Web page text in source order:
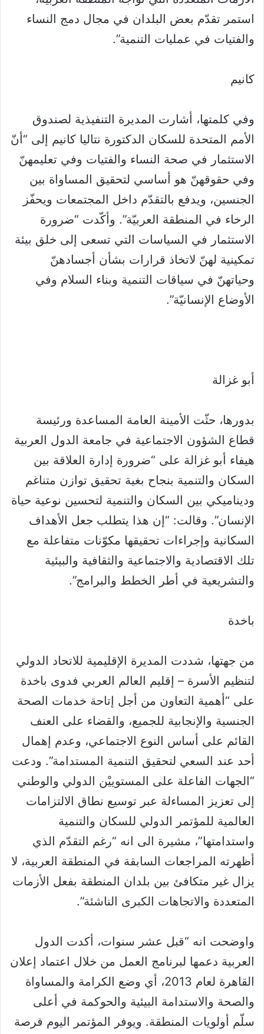
استمر تقدّم بعض البلدان في مجال دمج النساء
والفتيات في عمليات التنمية”.
كانيم
وفي كلمتها، أشارت المديرة التنفيذية لصندوق
الأمم المتحدة للسكان الدكتورة نتاليا كانيم إلى “أنّ
الاستثمار في صحة النساء والفتيات وفي تعليمهنّ
وفي حقوقهنّ هو أساسي لتحقيق المساواة بين
الجنسين، ويدفع بالتقدّم داخل المجتمعات ويحفّز
الرخاء في المنطقة العربيّة”. وأكّدت “ضرورة
الاستثمار في السياسات التي تسعى إلى خلق بيئة
تمكينية لهنّ لاتخاذ قرارات بشأن أجسادهنّ
وحياتهنّ في سياقات التنمية وبناء السلام وفي
الأوضاع الإنسانيّة”.
أبو غزالة
بدورها، حثّت الأمينة العامة المساعدة ورئيسة
قطاع الشؤون الاجتماعية في جامعة الدول العربية
هيفاء أبو غزالة على “ضرورة إدارة العلاقة بين
السكان والتنمية بنجاح بغية تحقيق توازن متناغم
وديناميكي بين السكان والتنمية لتحسين نوعية حياة
الإنسان”. وقالت: “إن هذا يتطلب جعل الأهداف
السكانية وإجراءات تحقيقها مكوّنات متفاعلة مع
تلك الاقتصادية والاجتماعية والثقافية والبيئية
والتشريعية في أطر الخطط والبرامج”.
باخدة
من جهتها، شددت المديرة الإقليمية للاتحاد الدولي
لتنظيم الأسرة – إقليم العالم العربي فدوى باخدة
على “أهمية التعاون من أجل إتاحة خدمات الصحة
الجنسية والإنجابية للجميع، والقضاء على العنف
القائم على أساس النوع الاجتماعي، وعدم إهمال
أحد عند السعي لتحقيق التنمية المستدامة”. ودعت
“الجهات الفاعلة على المستوييْن الدولي والوطني
إلى تعزيز المساءلة عبر توسيع نطاق الالتزامات
العالمية للمؤتمر الدولي للسكان والتنمية
واستدامتها”، مشيرة الى انه “رغم التقدّم الذي
أظهرته المراجعات السابقة في المنطقة العربية، لا
يزال غير متكافئ بين بلدان المنطقة بفعل الأزمات
المتعددة والاتجاهات الكبرى الناشئة”.
واوضحت انه “قبل عشر سنوات، أكدت الدول
العربية دعمها لبرنامج العمل من خلال اعتماد إعلان
القاهرة لعام 2013، أي وضع الكرامة والمساواة
والصحة والاستدامة البيئية والحوكمة في أعلى
سلّم أولويات المنطقة. ويوفر المؤتمر اليوم فرصة